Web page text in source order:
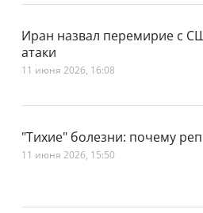
Иран назвал перемирие с
атаки
11 июня 2026, 16:08
"Тихие" болезни: почему
11 июня 2026, 15:50